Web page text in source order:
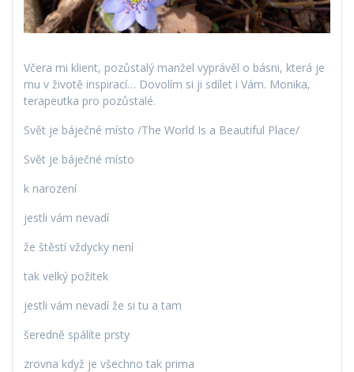
Včera mi klient, pozůstalý manžel vyprávěl o básni, která je
mu v životě inspirací… Dovolím si ji sdílet i Vám. Monika,
terapeutka pro pozůstalé.
Svět je báječné místo /The World Is a Beautiful Place/
Svět je báječné místo
k narození
jestli vám nevadí
že štěstí vždycky není
tak velký požitek
jestli vám nevadí že si tu a tam
šeredně spálíte prsty
zrovna když je všechno tak prima